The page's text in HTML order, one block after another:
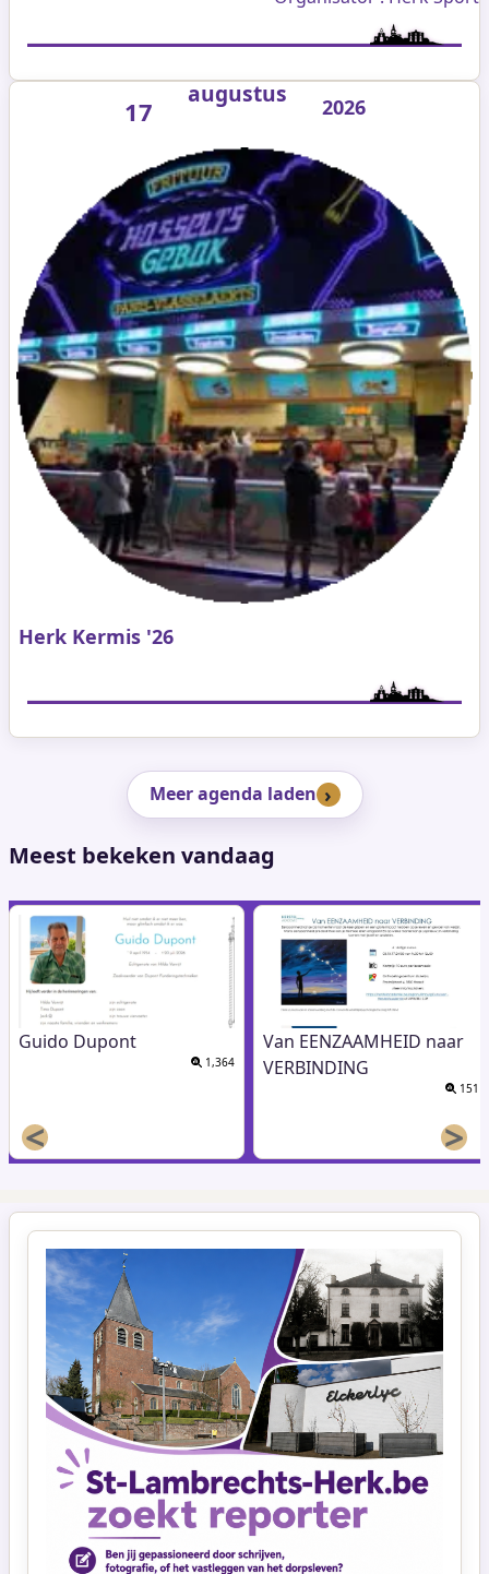
17
augustus 2026
Herk Kermis '26
Meer agenda laden
Meest bekeken vandaag
Guido Dupont
1,364
Van EENZAAMHEID naar
VERBINDING
151
< >